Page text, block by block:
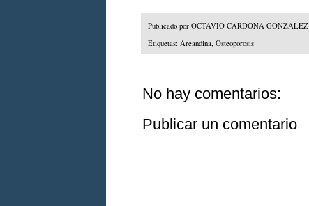
Publicado por OCTAVIO CARDONA GONZALEZ
Etiquetas: Areandina, Osteoporosis
No hay comentarios:
Publicar un comentario